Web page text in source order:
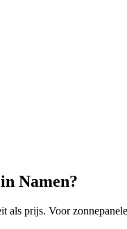
Namen?
als prijs. Voor